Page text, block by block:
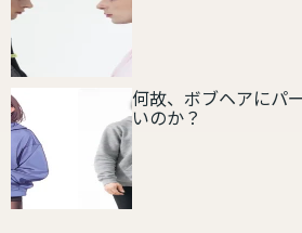
何故、ボブヘアにパ
いのか？